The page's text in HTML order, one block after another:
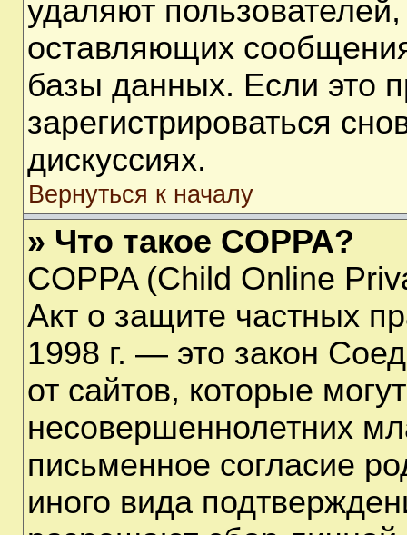
удаляют
оставляющих
базы данных. Если это
зарегистрироваться
дискуссиях.
Вернуться к началу
» Что такое COPPA?
COPPA (Child Online
Акт о защите частных
1998 г. — это закон
от сайтов, которые
несовершеннолетних
письменное согласие
иного вида